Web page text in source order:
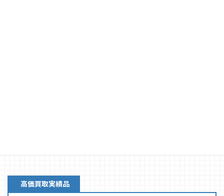
高価買取実績品